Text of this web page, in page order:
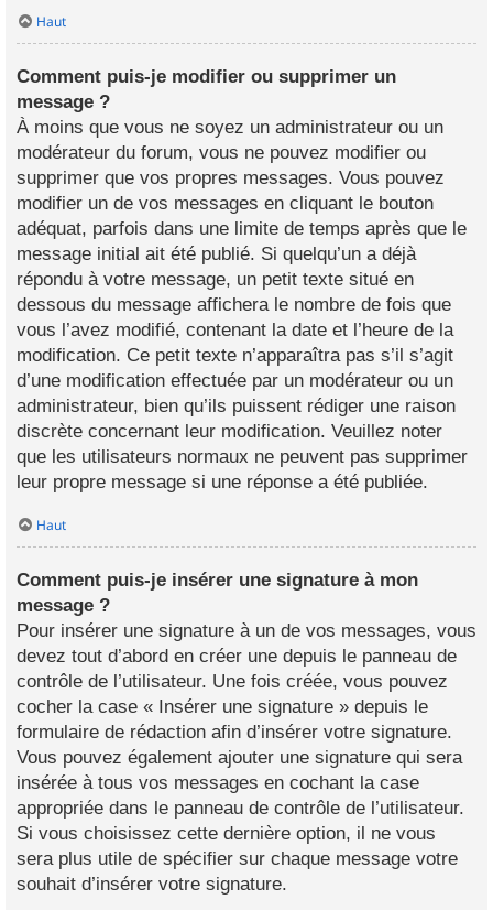
Haut
Comment puis-je modifier ou supprimer un
message ?
À moins que vous ne soyez un administrateur ou un
modérateur du forum, vous ne pouvez modifier ou
supprimer que vos propres messages. Vous pouvez
modifier un de vos messages en cliquant le bouton
adéquat, parfois dans une limite de temps après que le
message initial ait été publié. Si quelqu’un a déjà
répondu à votre message, un petit texte situé en
dessous du message affichera le nombre de fois que
vous l’avez modifié, contenant la date et l’heure de la
modification. Ce petit texte n’apparaîtra pas s’il s’agit
d’une modification effectuée par un modérateur ou un
administrateur, bien qu’ils puissent rédiger une raison
discrète concernant leur modification. Veuillez noter
que les utilisateurs normaux ne peuvent pas supprimer
leur propre message si une réponse a été publiée.
Haut
Comment puis-je insérer une signature à mon
message ?
Pour insérer une signature à un de vos messages, vous
devez tout d’abord en créer une depuis le panneau de
contrôle de l’utilisateur. Une fois créée, vous pouvez
cocher la case « Insérer une signature » depuis le
formulaire de rédaction afin d’insérer votre signature.
Vous pouvez également ajouter une signature qui sera
insérée à tous vos messages en cochant la case
appropriée dans le panneau de contrôle de l’utilisateur.
Si vous choisissez cette dernière option, il ne vous
sera plus utile de spécifier sur chaque message votre
souhait d’insérer votre signature.